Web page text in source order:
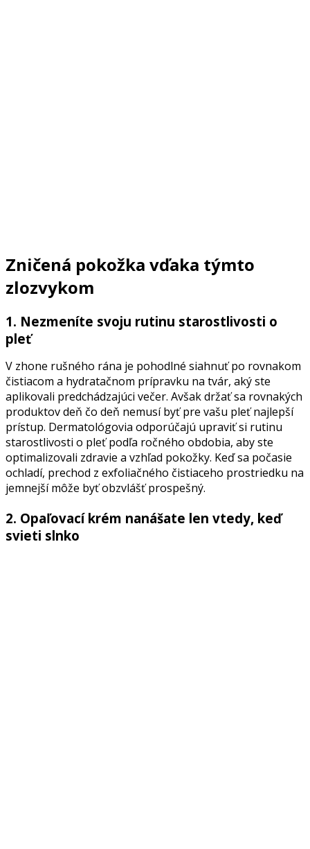
Zničená pokožka vďaka týmto
zlozvykom
1. Nezmeníte svoju rutinu starostlivosti o
pleť
V zhone rušného rána je pohodlné siahnuť po rovnakom
čistiacom a hydratačnom prípravku na tvár, aký ste
aplikovali predchádzajúci večer. Avšak držať sa rovnakých
produktov deň čo deň nemusí byť pre vašu pleť najlepší
prístup. Dermatológovia odporúčajú upraviť si rutinu
starostlivosti o pleť podľa ročného obdobia, aby ste
optimalizovali zdravie a vzhľad pokožky. Keď sa počasie
ochladí, prechod z exfoliačného čistiaceho prostriedku na
jemnejší môže byť obzvlášť prospešný.
2. Opaľovací krém nanášate len vtedy, keď
svieti slnko